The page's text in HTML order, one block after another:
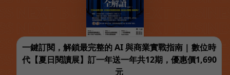
一鍵訂閱，解鎖最完整的 AI 與商業實戰指南 | 數位時
代【夏日閱讀展】訂一年送一年共12期，優惠價1,690
元